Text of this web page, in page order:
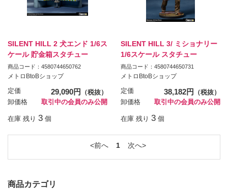
SILENT HILL 2 犬エンド 1/6ス
ケール 貯金箱スタチュー
商品コード：4580744650762
メトロBtoBショップ
定価 29,090円
（税抜）
卸価格
取引中の会員のみ公開
在庫 残り 3 個
SILENT HILL 3/ ミショナリー
1/6スケール スタチュー
商品コード：4580744650731
メトロBtoBショップ
定価 38,182円
（税抜）
卸価格
取引中の会員のみ公開
在庫 残り 3 個
前へ 1 次へ
商品カテゴリ